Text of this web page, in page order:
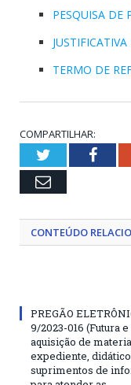
PESQUISA DE
TERMO DE
COMPARTILHAR:
Twitter
Email
CONTEÚDO
PREGÃO
9/2023-016 (Futura
aquisição de
expediente,
suprimentos de